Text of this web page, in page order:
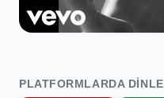
PLATFORMLARDA DINLE